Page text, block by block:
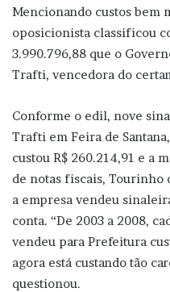
Mencionando custos bem
oposicionista classificou
3.990.796,88 que o
Trafti, vencedora do
Conforme o edil, nove
Trafti em Feira de
custou R$ 260.214,91 e a
de notas fiscais, Tourinho
a empresa vendeu
conta. “De 2003 a 2008,
vendeu para Prefeitura
agora está custando tão
questionou.